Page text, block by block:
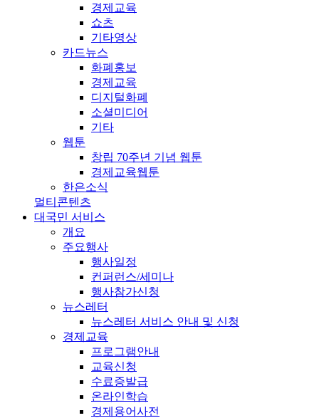
경제교육
쇼츠
기타영상
카드뉴스
화폐홍보
경제교육
디지털화폐
소셜미디어
기타
웹툰
창립 70주년 기념 웹툰
경제교육웹툰
한은소식
멀티콘텐츠
대국민 서비스
개요
주요행사
행사일정
컨퍼런스/세미나
행사참가신청
뉴스레터
뉴스레터 서비스 안내 및 신청
경제교육
프로그램안내
교육신청
수료증발급
온라인학습
경제용어사전